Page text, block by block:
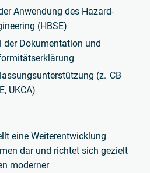
Anwendung des Hazard-
(HBSE)
der Dokumentation und
(z. CB
UKCA)
eine Weiterentwicklung
dar und richtet sich gezielt
moderner